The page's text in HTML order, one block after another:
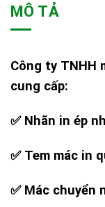
MÔ TẢ
Công ty TNHH
cung cấp:
✅ Nhãn in ép
✅ Tem mác in
✅ Mác chuyển